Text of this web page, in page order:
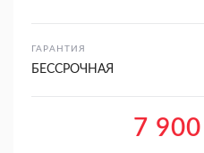
ГАРАНТИЯ
БЕССРОЧНАЯ
7 900